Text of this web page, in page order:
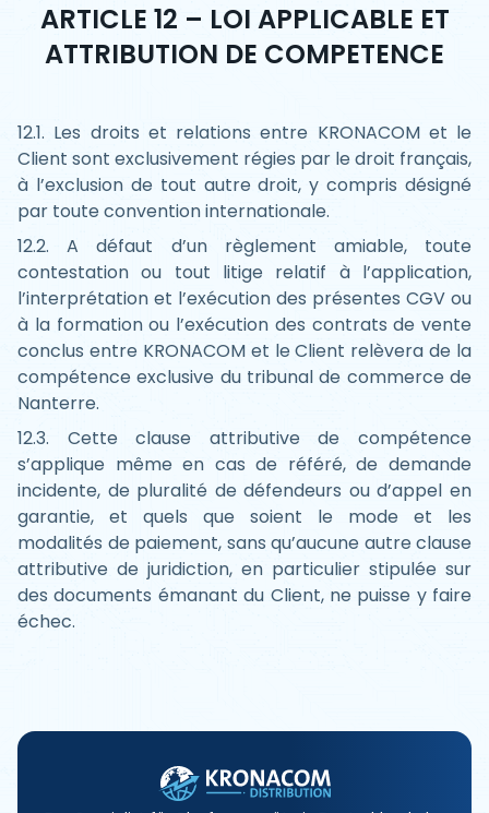
ARTICLE 12 – LOI APPLICABLE ET
ATTRIBUTION DE COMPETENCE
12.1. Les droits et relations entre KRONACOM et le
Client sont exclusivement régies par le droit français,
à l’exclusion de tout autre droit, y compris désigné
par toute convention internationale.
12.2. A défaut d’un règlement amiable, toute
contestation ou tout litige relatif à l’application,
l’interprétation et l’exécution des présentes CGV ou
à la formation ou l’exécution des contrats de vente
conclus entre KRONACOM et le Client relèvera de la
compétence exclusive du tribunal de commerce de
Nanterre.
12.3. Cette clause attributive de compétence
s’applique même en cas de référé, de demande
incidente, de pluralité de défendeurs ou d’appel en
garantie, et quels que soient le mode et les
modalités de paiement, sans qu’aucune autre clause
attributive de juridiction, en particulier stipulée sur
des documents émanant du Client, ne puisse y faire
échec.